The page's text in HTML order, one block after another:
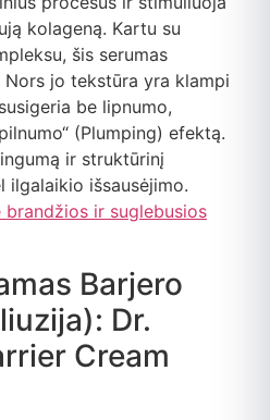
kolageną. Kartu su
šis serumas
Nors jo tekstūra yra klampi
be lipnumo,
(Plumping) efektą.
ir struktūrinį
ilgalaikio išsausėjimo.
ir suglebusios
Barjero
Dr.
Cream